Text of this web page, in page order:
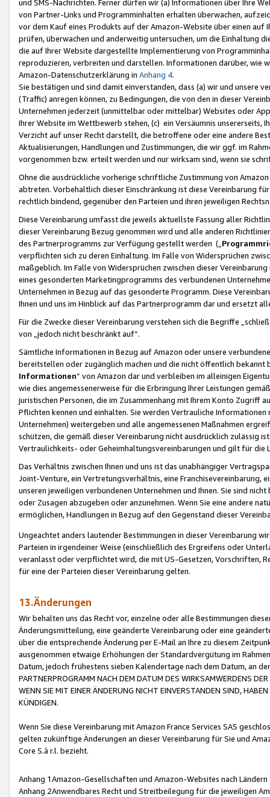
und SMS-Nachrichten. Ferner dürfen wir (a) Informationen über Ihre
von Partner-Links und Programminhalten erhalten überwachen,
vor dem Kauf eines Produkts auf der Amazon-Website über einen
prüfen, überwachen und anderweitig untersuchen, um die Einhaltung
die auf Ihrer Website dargestellte Implementierung von
reproduzieren, verbreiten und darstellen. Informationen darüber, wie
Amazon-Datenschutzerklärung in Anhang 4.
Sie bestätigen und sind damit einverstanden, dass (a) wir und
(Traffic) anregen können, zu Bedingungen, die von den in dieser
Unternehmen jederzeit (unmittelbar oder mittelbar) Websites oder
Ihrer Website im Wettbewerb stehen, (c) ein Versäumnis unsererseits,
Verzicht auf unser Recht darstellt, die betroffene oder eine andere
Aktualisierungen, Handlungen und Zustimmungen, die wir ggf. im
vorgenommen bzw. erteilt werden und nur wirksam sind, wenn sie
Ohne die ausdrückliche vorherige schriftliche Zustimmung von
abtreten. Vorbehaltlich dieser Einschränkung ist diese Vereinbarung
rechtlich bindend, gegenüber den Parteien und ihren jeweiligen
Diese Vereinbarung umfasst die jeweils aktuellste Fassung aller
dieser Vereinbarung Bezug genommen wird und alle anderen
des Partnerprogramms zur Verfügung gestellt werden („
verpflichten sich zu deren Einhaltung. Im Falle von Widersprüchen
maßgeblich. Im Falle von Widersprüchen zwischen dieser
eines gesonderten Marketingprogramms des verbundenen
Unternehmen in Bezug auf das gesonderte Programm. Diese
Ihnen und uns im Hinblick auf das Partnerprogramm dar und ersetzt
Für die Zwecke dieser Vereinbarung verstehen sich die Begriffe
von „jedoch nicht beschränkt auf“.
Sämtliche Informationen in Bezug auf Amazon oder unsere
bereitstellen oder zugänglich machen und die nicht öffentlich
Informationen“ von Amazon dar und verbleiben im alleinigen
wie dies angemessenerweise für die Erbringung Ihrer Leistungen
juristischen Personen, die im Zusammenhang mit Ihrem Konto
Pflichten kennen und einhalten. Sie werden Vertrauliche
Unternehmen) weitergeben und alle angemessenen Maßnahmen
schützen, die gemäß dieser Vereinbarung nicht ausdrücklich zulässig
Vertraulichkeits- oder Geheimhaltungsvereinbarungen und gilt für die
Das Verhältnis zwischen Ihnen und uns ist das unabhängiger
Joint-Venture, ein Vertretungsverhältnis, eine Franchisevereinbarung,
unseren jeweiligen verbundenen Unternehmen und Ihnen. Sie sind
oder Zusagen abzugeben oder anzunehmen. Wenn Sie eine andere
ermöglichen, Handlungen in Bezug auf den Gegenstand dieser
Ungeachtet anders lautender Bestimmungen in dieser Vereinbarung
Parteien in irgendeiner Weise (einschließlich des Ergreifens oder
veranlasst oder verpflichtet wird, die mit US-Gesetzen, Vorschriften,
für eine der Parteien dieser Vereinbarung gelten.
13.Änderungen
Wir behalten uns das Recht vor, einzelne oder alle Bestimmungen
Änderungsmitteilung, eine geänderte Vereinbarung oder eine
über die entsprechende Änderung per E-Mail an Ihre zu diesem
ausgenommen etwaige Erhöhungen der Standardvergütung im
Datum, jedoch frühestens sieben Kalendertage nach dem Datum, an
PARTNERPROGRAMM NACH DEM DATUM DES WIRKSAMWERDENS
WENN SIE MIT EINER ÄNDERUNG NICHT EINVERSTANDEN SIND,
KÜNDIGEN.
Wenn Sie diese Vereinbarung mit Amazon France Services SAS
gelten zukünftige Änderungen an dieser Vereinbarung für Sie und
Core S.à r.l. bezieht.
Anhang 1Amazon-Gesellschaften und Amazon-Websites nach Ländern
Anhang 2Anwendbares Recht und Streitbeilegung für die jeweiligen